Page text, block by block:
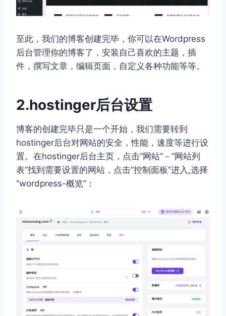
至此，我们的博客创建完毕，你可以在Wordpress
后台管理你的博客了，安装自己喜欢的主题，插
件，撰写文章，编辑页面，自定义各种功能等等。
2.hostinger后台设置
博客的创建完毕只是一个开始，我们需要转到
hostinger后台对网站的安全，性能，速度等进行设
置。在hostinger后台主页，点击“网站”－“网站列
表”找到需要设置的网站，点击“控制面板”进入,选择
“wordpress-概览”：